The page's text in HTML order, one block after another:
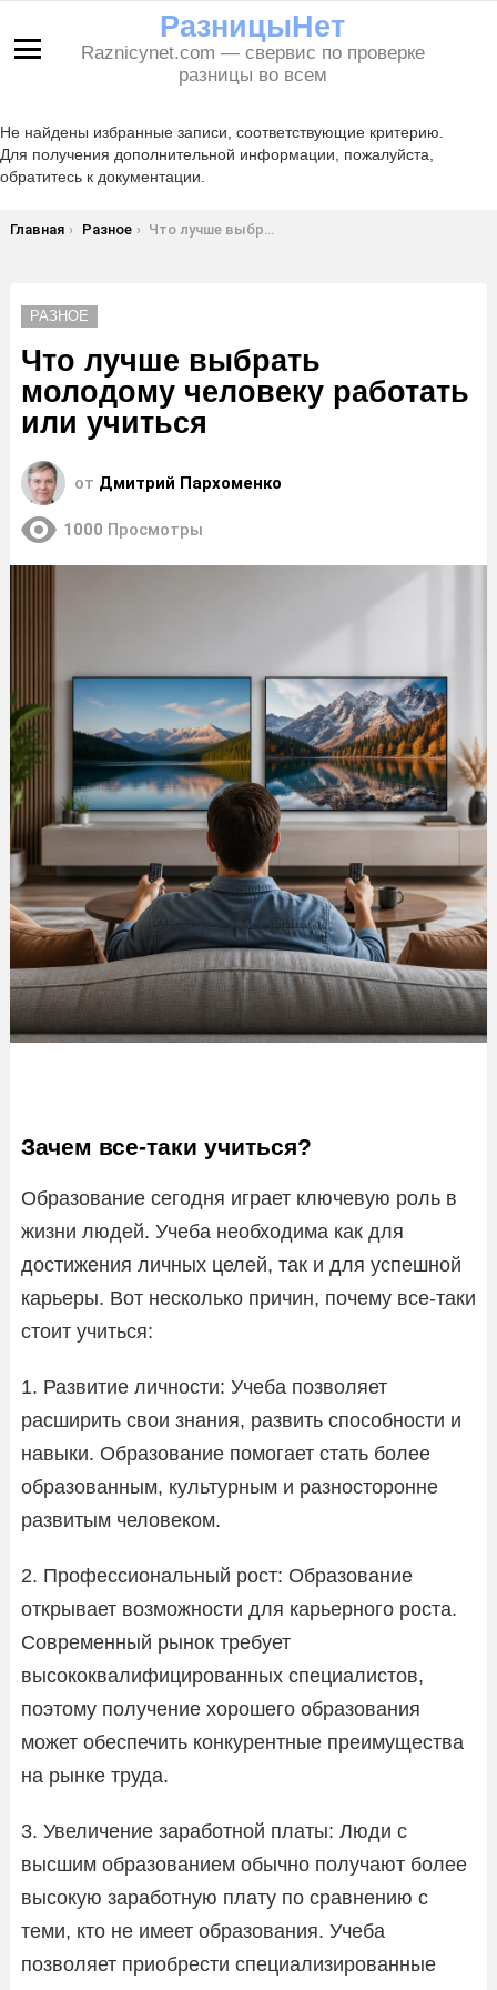
РазницыНет
Raznicynet.com — свервис по проверке
разницы во всем
Не найдены избранные записи, соответствующие критерию.
Для получения дополнительной информации, пожалуйста,
обратитесь к документации.
Вы здесь:
Главная Разное Что лучше выбрать молодому человеку работать или учиться
РАЗНОЕ
Что лучше выбрать
молодому человеку работать
или учиться
от Дмитрий Пархоменко
1000 Просмотры
Зачем все-таки учиться?
Образование сегодня играет ключевую роль в
жизни людей. Учеба необходима как для
достижения личных целей, так и для успешной
карьеры. Вот несколько причин, почему все-таки
стоит учиться:
1. Развитие личности: Учеба позволяет
расширить свои знания, развить способности и
навыки. Образование помогает стать более
образованным, культурным и разносторонне
развитым человеком.
2. Профессиональный рост: Образование
открывает возможности для карьерного роста.
Современный рынок требует
высококвалифицированных специалистов,
поэтому получение хорошего образования
может обеспечить конкурентные преимущества
на рынке труда.
3. Увеличение заработной платы: Люди с
высшим образованием обычно получают более
высокую заработную плату по сравнению с
теми, кто не имеет образования. Учеба
позволяет приобрести специализированные